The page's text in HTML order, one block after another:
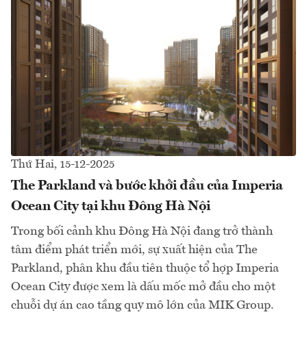
Thứ Hai, 15-12-2025
The Parkland và bước khởi đầu của Imperia
Ocean City tại khu Đông Hà Nội
Trong bối cảnh khu Đông Hà Nội đang trở thành
tâm điểm phát triển mới, sự xuất hiện của The
Parkland, phân khu đầu tiên thuộc tổ hợp Imperia
Ocean City được xem là dấu mốc mở đầu cho một
chuỗi dự án cao tầng quy mô lớn của MIK Group.